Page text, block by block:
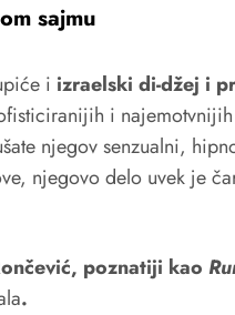
sajmu
i izraelski di-džej i
i
njegov senzualni,
njegovo delo uvek je
poznatiji kao
.